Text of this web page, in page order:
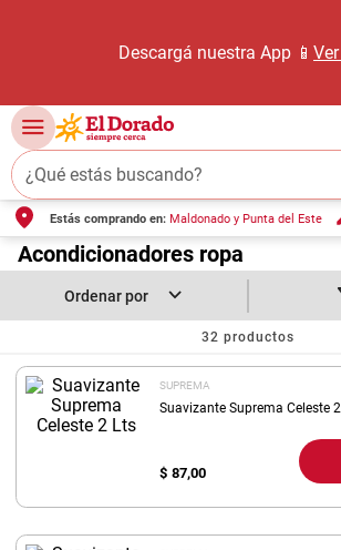
Descargá nuestra App 📱
¿Qué estás buscando?
Estás comprando en: Maldonado y Punta del Este
Acondicionadores ropa
32 productos
SUPREMA
Suavizante Suprema Celeste
$ 87,00
4.
5.
.
.